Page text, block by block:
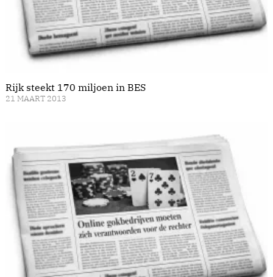
Rijk steekt 170 miljoen in BES
21 MAART 2013